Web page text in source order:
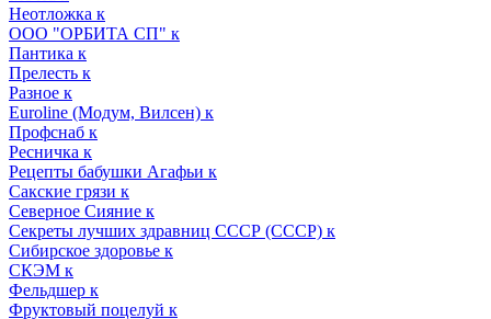
Неотложка к
ООО "ОРБИТА СП" к
Пантика к
Прелесть к
Разное к
Euroline (Модум, Вилсен) к
Профснаб к
Ресничка к
Рецепты бабушки Агафьи к
Сакские грязи к
Северное Сияние к
Секреты лучших здравниц СССР (СССР) к
Сибирское здоровье к
СКЭМ к
Фельдшер к
Фруктовый поцелуй к